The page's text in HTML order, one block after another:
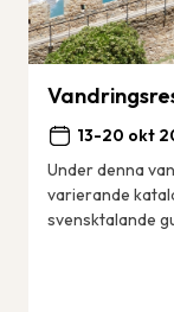
13-20 okt
Under denna
varierande
svensktalande